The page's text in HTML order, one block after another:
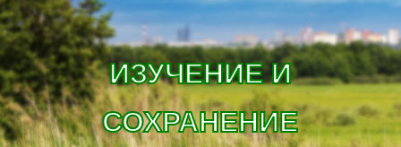
ИЗУЧЕНИЕ И
СОХРАНЕНИЕ